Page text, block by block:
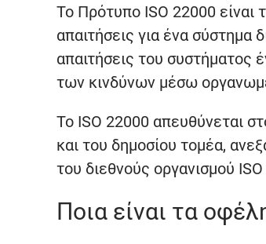
Το Πρότυπο ISO 22000 είναι
απαιτήσεις για ένα σύστημα
απαιτήσεις του συστήματος
των κινδύνων μέσω
Το ISO 22000 απευθύνεται
και του δημοσίου τομέα,
του διεθνούς οργανισμού
Ποια είναι τα